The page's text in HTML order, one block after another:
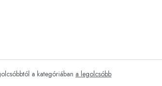
a kategóriában a legolcsóbb